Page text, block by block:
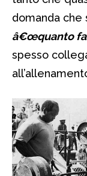
domanda che
â€œquanto
spesso